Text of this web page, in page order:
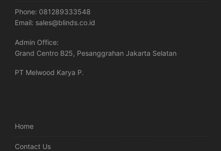
Phone: 081289333548
Email: sales@blinds.co.id
Admin Office:
Grand Centro B25, Pesanggrahan Jakarta Selatan
PT Melwood Karya P.
Home
Contact Us